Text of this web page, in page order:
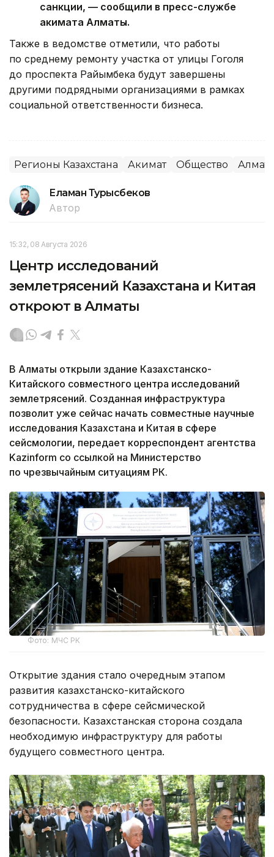
санкции, — сообщили в пресс-службе
акимата Алматы.
Также в ведомстве отметили, что работы
по среднему ремонту участка от улицы Гоголя
до проспекта Райымбека будут завершены
другими подрядными организациями в рамках
социальной ответственности бизнеса.
Регионы Казахстана Акимат Общество
Еламан Турысбеков
Автор
15:32, 08 Августа 2026
Центр исследований
землетрясений Казахстана и Китая
откроют в Алматы
В Алматы открыли здание Казахстанско-
Китайского совместного центра исследований
землетрясений. Созданная инфраструктура
позволит уже сейчас начать совместные научные
исследования Казахстана и Китая в сфере
сейсмологии, передает корреспондент агентства
Kazinform со ссылкой на Министерство
по чрезвычайным ситуациям РК.
Фото: МЧС РК
Открытие здания стало очередным этапом
развития казахстанско-китайского
сотрудничества в сфере сейсмической
безопасности. Казахстанская сторона создала
необходимую инфраструктуру для работы
будущего совместного центра.